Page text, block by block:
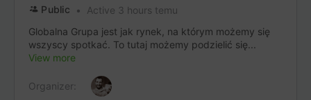
Public
Active 3 hours temu
Globalna Grupa jest jak rynek, na którym możemy się
wszyscy spotkać. To tutaj możemy podzielić się...
View more
Organizer: